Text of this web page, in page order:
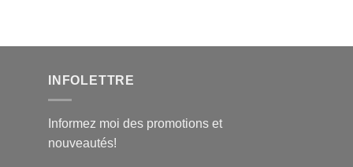
INFOLETTRE
Informez moi des promotions et
nouveautés!